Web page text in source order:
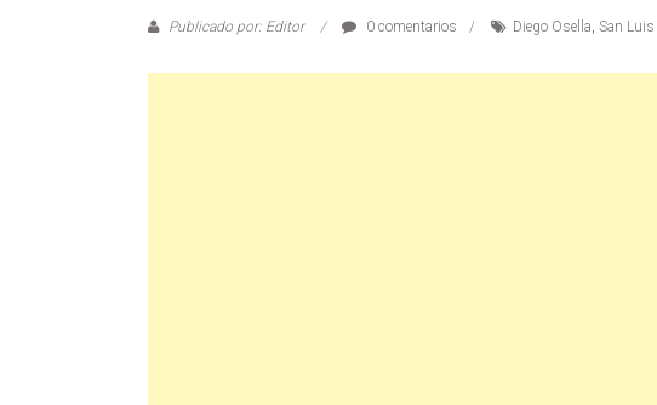
Publicado por: Editor 0 comentarios Diego Osella, San